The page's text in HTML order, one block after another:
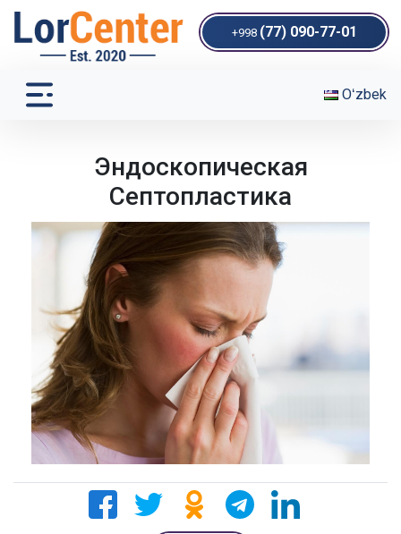
+998 (77) 090-77-01
Oʻzbek
Эндоскопическая
Септопластика